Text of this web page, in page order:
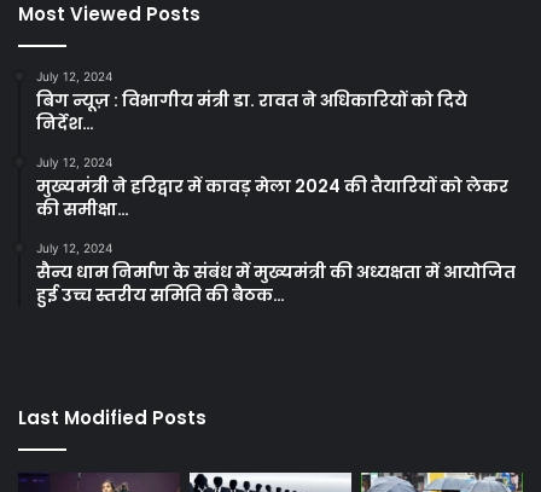
Most Viewed Posts
July 12, 2024
बिग न्यूज़ : विभागीय मंत्री डा. रावत ने अधिकारियों को दिये
निर्देश…
July 12, 2024
मुख्यमंत्री ने हरिद्वार में कावड़ मेला 2024 की तैयारियों को लेकर
की समीक्षा…
July 12, 2024
सैन्य धाम निर्माण के संबंध में मुख्यमंत्री की अध्यक्षता में आयोजित
हुई उच्च स्तरीय समिति की बैठक…
Last Modified Posts